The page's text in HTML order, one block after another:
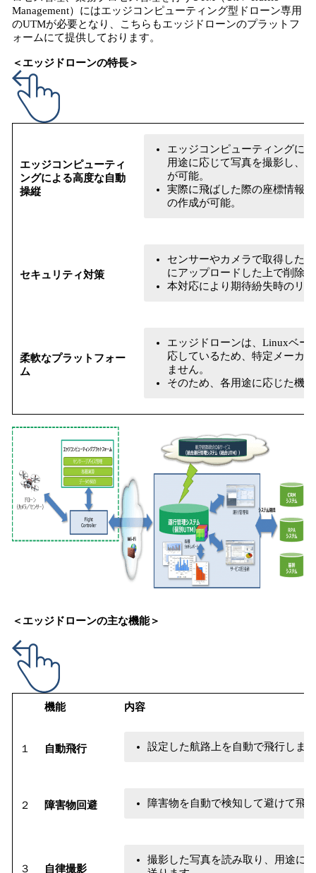
Management）にはエッジコンピューティング型ドローン専用
のUTMが必要となり、こちらもエッジドローンのプラットフ
ォームにて提供しております。
＜エッジドローンの特長＞
エッジコンピューティ
ングによる高度な自動
操縦
エッジコンピューティングに
用途に応じて写真を撮影し、
が可能。​
実際に飛ばした際の座標情報
の作成が可能。
セキュリティ対策
センサーやカメラで取得した
にアップロードした上で削除
本対応により期待紛失時のリ
柔軟なプラットフォー
ム
エッジドローンは、Linuxベー
応しているため、特定メーカ
ません。
そのため、各用途に応じた機
＜エッジドローンの主な機能＞
機能 内容
１ 自動飛行 設定した航路上を自動で飛行しま
２ 障害物回避 障害物を自動で検知して避けて飛
３ 自律撮影
撮影した写真を読み取り、用途に